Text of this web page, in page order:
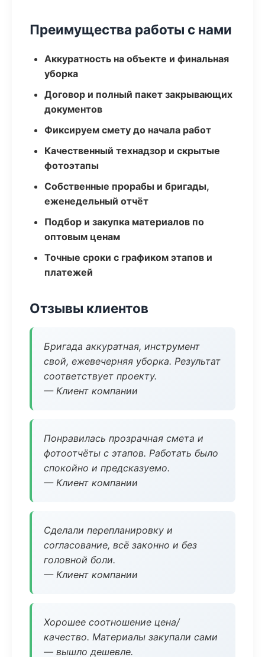
Преимущества работы с нами
Аккуратность на объекте и финальная
уборка
Договор и полный пакет закрывающих
документов
Фиксируем смету до начала работ
Качественный технадзор и скрытые
фотоэтапы
Собственные прорабы и бригады,
еженедельный отчёт
Подбор и закупка материалов по
оптовым ценам
Точные сроки с графиком этапов и
платежей
Отзывы клиентов
Бригада аккуратная, инструмент
свой, ежевечерняя уборка. Результат
соответствует проекту.
— Клиент компании
Понравилась прозрачная смета и
фотоотчёты с этапов. Работать было
спокойно и предсказуемо.
— Клиент компании
Сделали перепланировку и
согласование, всё законно и без
головной боли.
— Клиент компании
Хорошее соотношение цена/
качество. Материалы закупали сами
— вышло дешевле.